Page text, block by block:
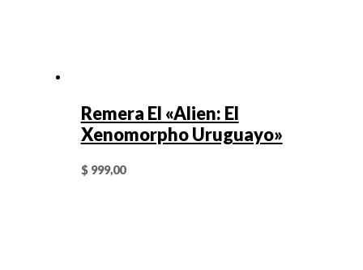
Remera El «Alien: El
Xenomorpho Uruguayo»
$999,00